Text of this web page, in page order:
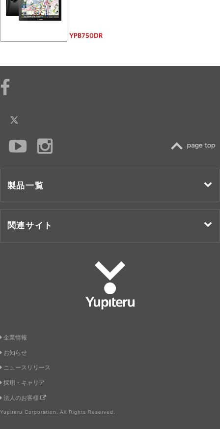
YPB750DR
製品一覧
関連サイト
企業情報
お知らせ
ニュースリリース
採用・キャリア
法人のお客様
Yupiteru Corporation. All Rights Reserved.